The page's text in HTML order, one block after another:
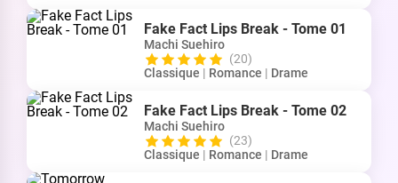
Fake Fact Lips Break - Tome 01
Machi Suehiro
(20)
Classique | Romance | Drame
Fake Fact Lips Break - Tome 02
Machi Suehiro
(23)
Classique | Romance | Drame